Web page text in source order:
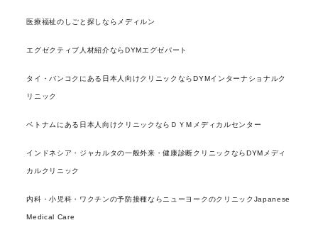
医療福祉のしごと探しならメディルン
エグゼクティブ人材紹介ならDYMエグゼパート
タイ・バンコクにある日本人向けクリニックならDYMインターナショナルク
リニック
ベトナムにある日本人向けクリニックならＤＹＭメディカルセンター
インドネシア・ジャカルタの一般外来・健康診断クリニックならDYMメディ
カルクリニック
内科・小児科・ワクチンの予防接種ならニューヨークのクリニックJapanese
Medical Care